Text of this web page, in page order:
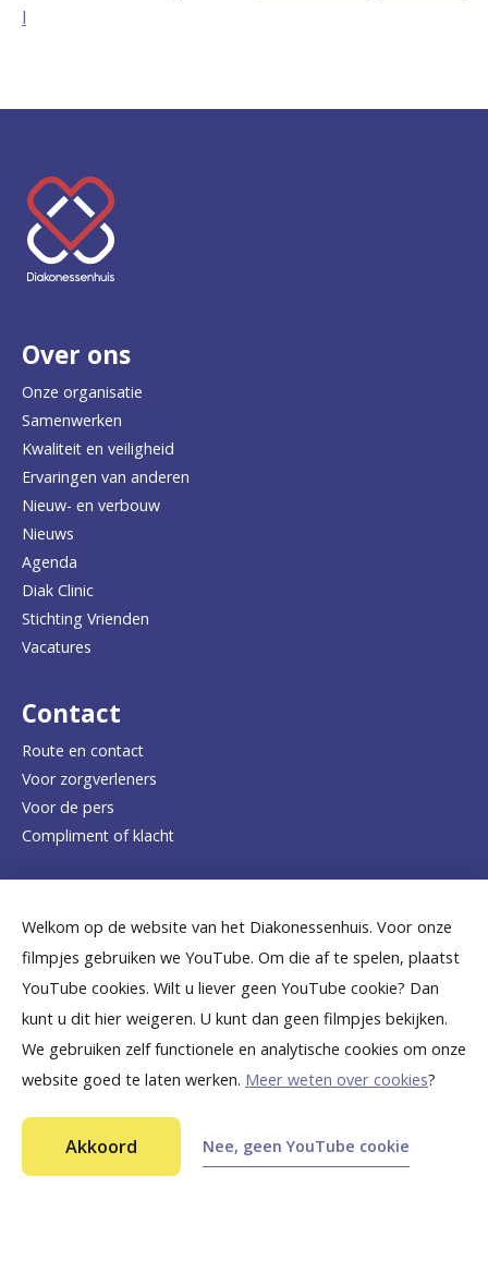
l
Welkom op de website van het Diakonessenhuis. Voor onze
filmpjes gebruiken we YouTube. Om die af te spelen, plaatst
YouTube cookies. Wilt u liever geen YouTube cookie? Dan
kunt u dit hier weigeren. U kunt dan geen filmpjes bekijken.
We gebruiken zelf functionele en analytische cookies om onze
website goed te laten werken. Meer weten over cookies?
Akkoord Nee, geen YouTube cookie
K
e
e
t
e
r
u
g
n
a
a
d
e
h
o
p
a
g
e
Over ons
Onze organisatie
Samenwerken
Kwaliteit en veiligheid
Ervaringen van anderen
Nieuw- en verbouw
Nieuws
Agenda
Diak Clinic
Stichting Vrienden
Vacatures
Contact
Route en contact
Voor zorgverleners
Voor de pers
Compliment of klacht
Dicht bij jou
B
e
k
k
B
e
k
j
k
B
e
k
B
e
k
j
B
e
k
j
Aansprakelijkheid
Toegankelijkheid